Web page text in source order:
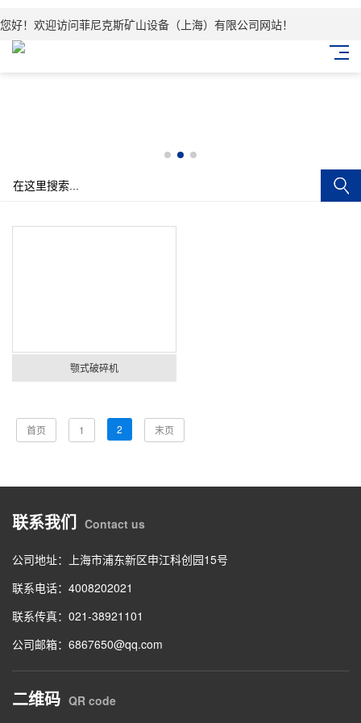
您好！欢迎访问菲尼克斯矿山设备（上海）有限公司网站！
颚式破碎机
首页 1 2 末页
联系我们 Contact us
公司地址：上海市浦东新区申江科创园15号
联系电话：4008202021
联系传真：021-38921101
公司邮箱：6867650@qq.com
二维码 QR code